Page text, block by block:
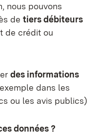
nous pouvons
de tiers débiteurs
de crédit ou
des informations
dans les
ou les avis publics)
données ?